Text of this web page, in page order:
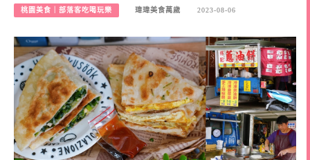
桃園美食｜部落客吃喝玩樂 瑋瑋美食萬歲 2023-08-06